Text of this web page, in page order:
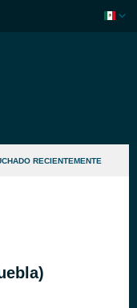
RECIENTEMENTE